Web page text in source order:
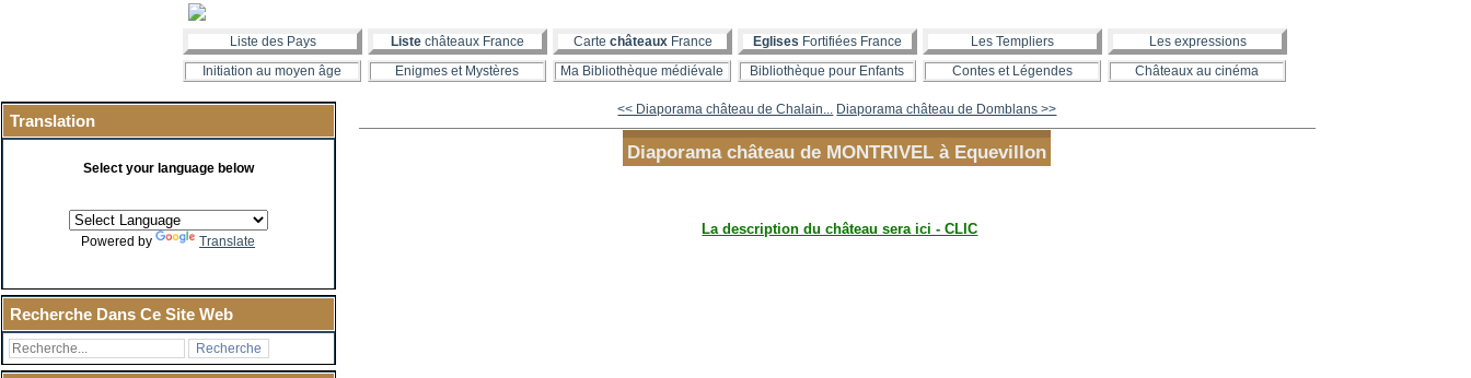
Liste des Pays Liste châteaux France Carte châteauxFrance Eglises Fortifiées France Les Templiers
Les expressions
Initiation au moyen âge
Enigmes et Mystères Ma Bibliothèque médiévale Bibliothèque pour Enfants Contes et Légendes Châteaux au cinéma
Translation
Select your language below
Powered by Translate
Recherche Dans Ce Site Web
<< Diaporama château de Chalain... Diaporama château de Domblans >>
Diaporama château de MONTRIVEL à Equevillon
La description du château sera ici - CLIC